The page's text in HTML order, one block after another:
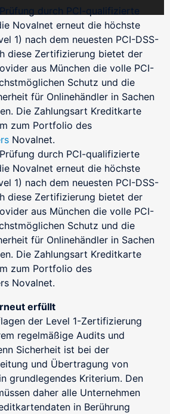
für Zeitarbeit
ohne Programmierkenntnisse
/ MOTO
und Kataloggeschäft
per Telefon
POS-Zahlungen
einer Custom Domain
eine gesteigerte Effizienz mit
Scan
und die Daten Ihrer
Corporate Identity
Bereich
durch PCI-qualifizierte
Novalnet erneut die höchste
1) nach dem neuesten PCI-DSS-
diese Zertifizierung bietet der
aus München die volle PCI-
Schutz und die
für Onlinehändler in Sachen
Die Zahlungsart Kreditkarte
zum Portfolio des
Novalnet.
durch PCI-qualifizierte
Novalnet erneut die höchste
1) nach dem neuesten PCI-DSS-
diese Zertifizierung bietet der
aus München die volle PCI-
Schutz und die
für Onlinehändler in Sachen
Die Zahlungsart Kreditkarte
zum Portfolio des
Novalnet.
erfüllt
der Level 1-Zertifizierung
regelmäßige Audits und
Sicherheit ist bei der
und Übertragung von
grundlegendes Kriterium. Den
daher alle Unternehmen
in Berührung